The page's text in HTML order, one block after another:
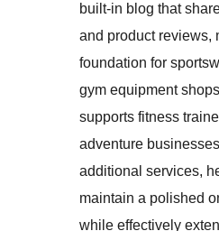
built-in blog that
and product reviews,
foundation for
gym equipment
supports fitness
adventure
additional services,
maintain a polished
while effectively